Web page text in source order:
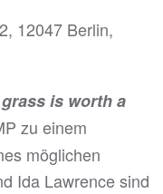
12047 Berlin,
is worth a
zu einem
möglichen
Ida Lawrence sind